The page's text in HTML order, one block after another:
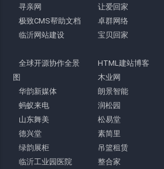
寻亲网 让爱回家
极致CMS帮助文档
卓群网络
临沂网站建设
宝贝回家
全球开源协作全景
图
HTML建站博客
木业网
华韵新媒体
朗景智能
蚂蚁来电
润松园
山东舞美
松易堂
德兴堂
素简里
绿韵展柜
吊篮租赁
临沂工业园医院
整合家